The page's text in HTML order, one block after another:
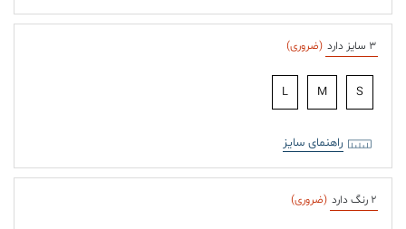
3 سایز دارد (ضروری)
S
M
L
راهنمای سایز
2 رنگ دارد (ضروری)